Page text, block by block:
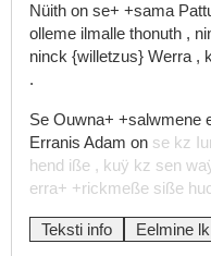
Nüith on se+ +sama
olleme ilmalle thonuth ,
ninck {willetzus} Werra ,
.
Se Ouwna+ +salwmene
Erranis Adam on se kz
hend iße , kuÿ kz sen
erra+ +rickmeße siße
Teksti info Eelmine lk